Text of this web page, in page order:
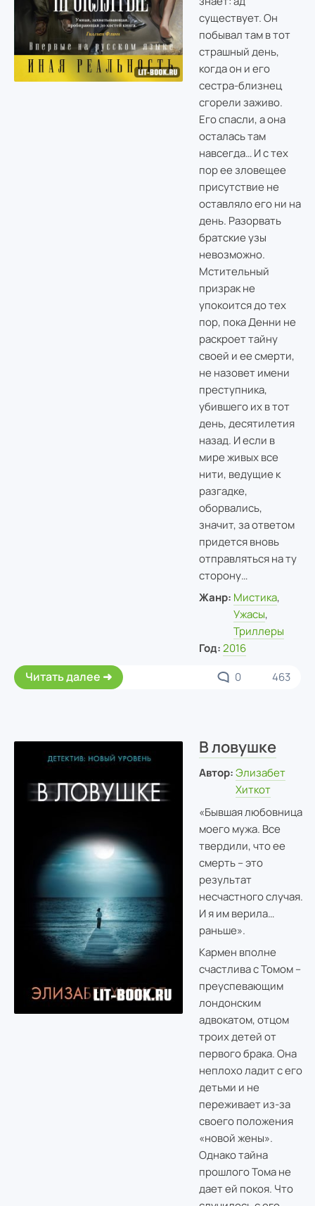
существует. Он
побывал там в тот
страшный день,
когда он и его
сестра-близнец
сгорели заживо.
Его спасли, а она
осталась там
навсегда… И с тех
пор ее зловещее
присутствие не
оставляло его ни на
день. Разорвать
братские узы
невозможно.
Мстительный
призрак не
упокоится до тех
пор, пока Денни не
раскроет тайну
своей и ее смерти,
не назовет имени
преступника,
убившего их в тот
день, десятилетия
назад. И если в
мире живых все
нити, ведущие к
разгадке,
оборвались,
значит, за ответом
придется вновь
отправляться на ту
сторону…
Жанр: Мистика,
Ужасы,
Триллеры
Год: 2016
Читать далее 0 463
В ловушке
Автор: Элизабет
Хиткот
«Бывшая любовница
моего мужа. Все
твердили, что ее
смерть – это
результат
несчастного случая.
И я им верила…
раньше».
Кармен вполне
счастлива с Томом –
преуспевающим
лондонским
адвокатом, отцом
троих детей от
первого брака. Она
неплохо ладит с его
детьми и не
переживает из-за
своего положения
«новой жены».
Однако тайна
прошлого Тома не
дает ей покоя. Что